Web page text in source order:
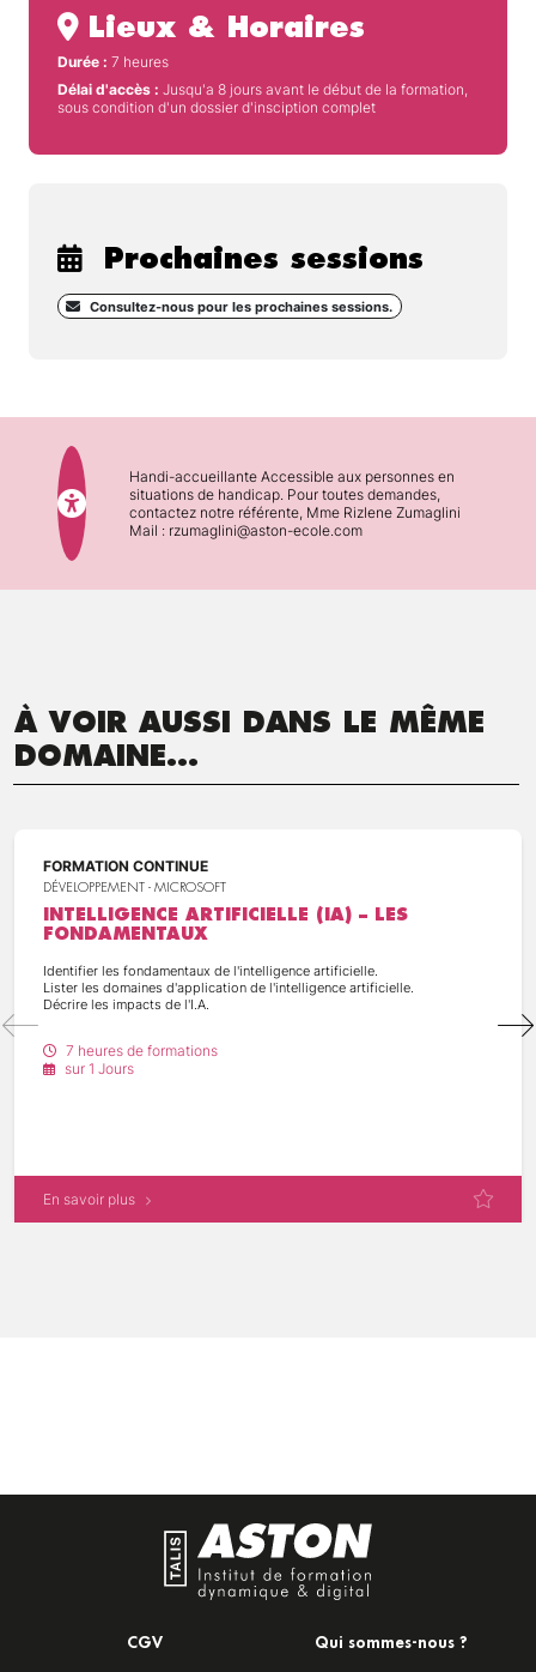
Lieux & Horaires
Durée : 7 heures
Délai d'accès : Jusqu'a 8 jours avant le début de la formation,
sous condition d'un dossier d'insciption complet
Prochaines sessions
Consultez-nous pour les prochaines sessions.
Handi-accueillante Accessible aux personnes en
situations de handicap. Pour toutes demandes,
contactez notre référente, Mme Rizlene Zumaglini
Mail : rzumaglini@aston-ecole.com
À VOIR AUSSI DANS LE MÊME
DOMAINE...
FORMATION CONTINUE
DÉVELOPPEMENT - MICROSOFT
INTELLIGENCE ARTIFICIELLE (IA) – LES
FONDAMENTAUX
Identifier les fondamentaux de l'intelligence artificielle.
Lister les domaines d'application de l'intelligence artificielle.
Décrire les impacts de l'I.A.
7 heures de formations
sur 1 Jours
En savoir plus
CGV Qui sommes-nous ?